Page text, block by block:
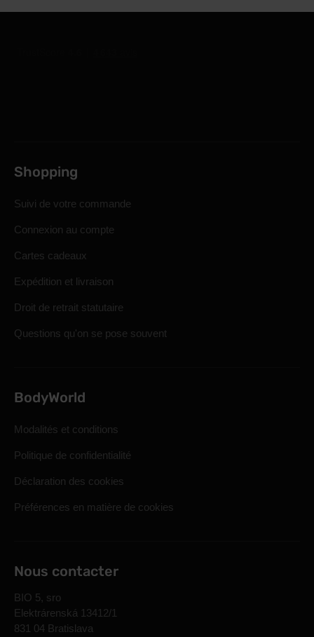
Shopping
Suivi de votre commande
Connexion au compte
Cartes cadeaux
Expédition et livraison
Droit de retrait statutaire
Questions qu'on se pose souvent
BodyWorld
Modalités et conditions
Politique de confidentialité
Déclaration des cookies
Préférences en matière de cookies
Nous contacter
BIO 5, sro
Elektrárenská 13412/1
831 04 Bratislava